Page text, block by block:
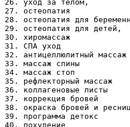
26. уход за телом,
27. остеопатия
28. остеопатия для
29. остеопатия для детей,
30. хиромассаж
31. СПА уход
32. антицеллюлитный массаж
33. массаж спины
34. массаж стоп
35. рефлекторный массаж
36. коллагеновые листы
37. коррекция бровей
38. окраска бровей и ресниц
39. программа детокс
40. похудение